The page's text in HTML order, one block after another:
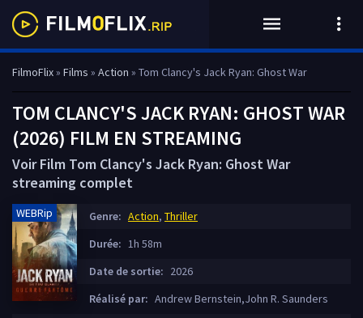
FilmoFlix» Films » Action » Tom Clancy's Jack Ryan: Ghost War
TOM CLANCY'S JACK RYAN: GHOST WAR
(2026) FILM EN STREAMING
Voir Film Tom Clancy's Jack Ryan: Ghost War
streaming complet
WEBRip Genre: Action, Thriller
Durée: 1h 58m
Date de sortie: 2026
Réalisé par: Andrew Bernstein,John R. Saunders